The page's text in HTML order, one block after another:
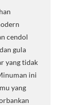
cendol
gula
yang tidak
ini
yang